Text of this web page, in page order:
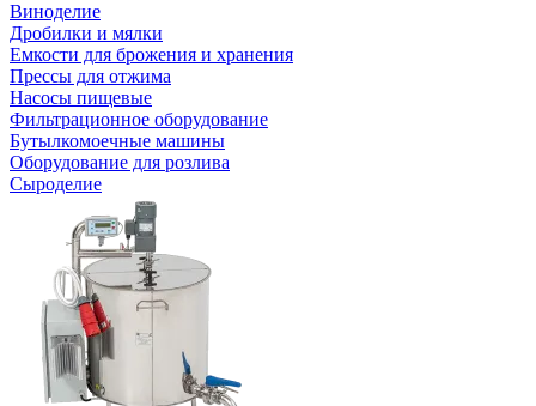
Виноделие
Дробилки и мялки
Емкости для брожения и хранения
Прессы для отжима
Насосы пищевые
Фильтрационное оборудование
Бутылкомоечные машины
Оборудование для розлива
Сыроделие